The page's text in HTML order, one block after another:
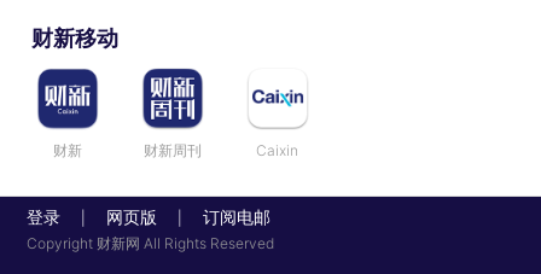
财新移动
财新 财新周刊 Caixin
登录 网页版 订阅电邮
Copyright 财新网 All Rights Reserved